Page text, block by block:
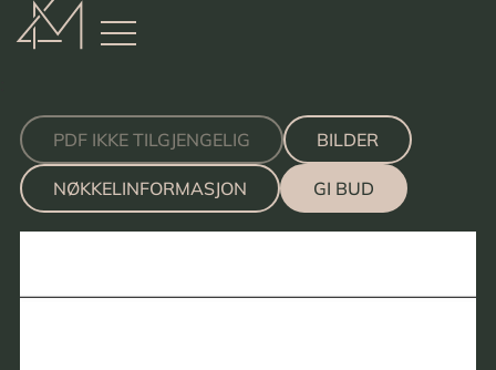
PDF IKKE TILGJENGELIG BILDER
NØKKELINFORMASJON GI BUD